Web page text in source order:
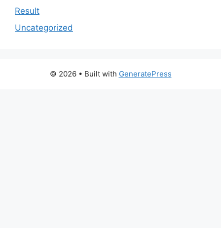
Result
Uncategorized
© 2026 • Built with GeneratePress